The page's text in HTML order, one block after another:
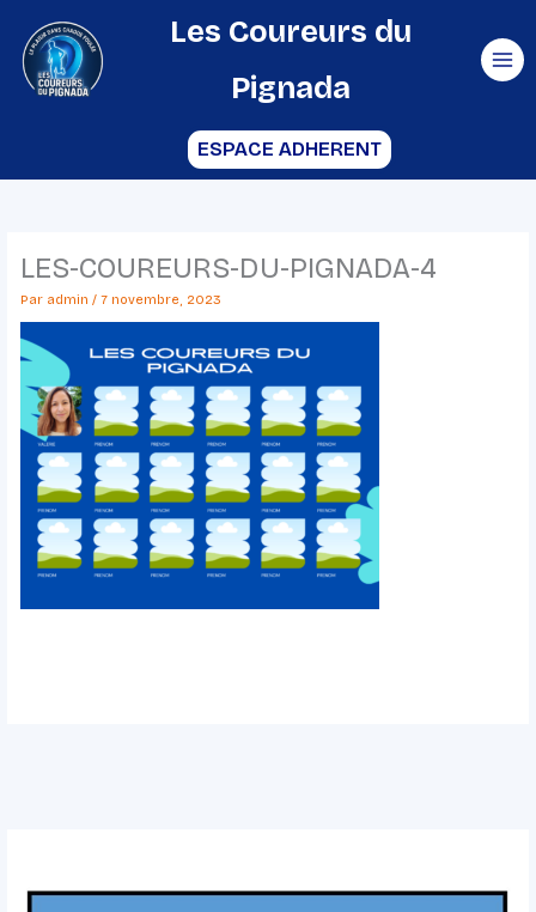
contenu
Les Coureurs du
Pignada
ESPACE ADHERENT
LES-COUREURS-DU-PIGNADA-4
Par admin / 7 novembre, 2023